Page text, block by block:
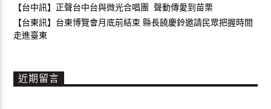
【台中訊】正聲台中台與微光合唱團 聲動傳愛到苗栗
【台東訊】台東博覽會月底前結束 縣長饒慶鈴邀請民眾把握時間
走進臺東
近期留言